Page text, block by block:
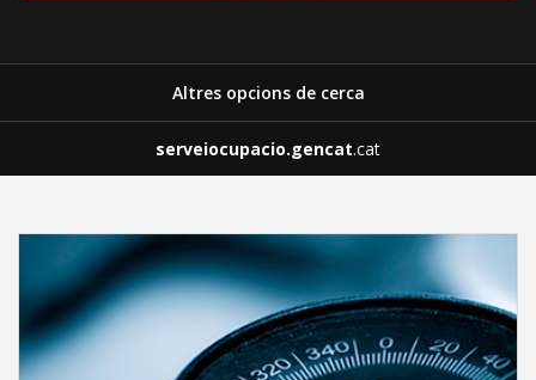
Altres opcions de cerca
serveiocupacio.gencat.cat